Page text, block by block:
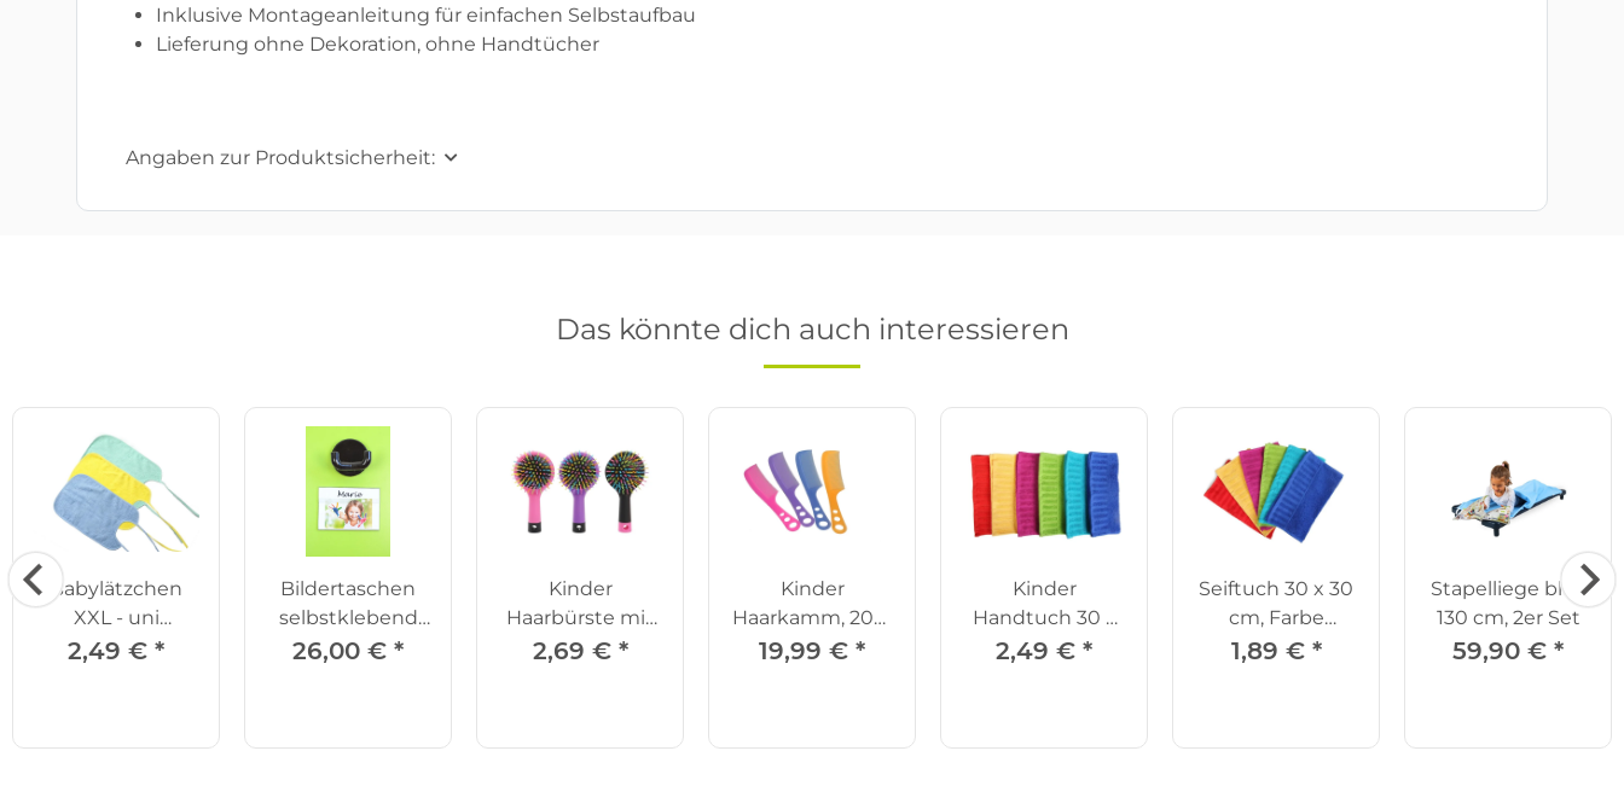
Inklusive Montageanleitung für einfachen Selbstaufbau
Lieferung ohne Dekoration, ohne Handtücher
Angaben zur Produktsicherheit:
Das könnte dich auch interessieren
Babylätzchen
XXL - uni
grün/gelb/blau
2,49 € *
Bildertaschen
selbstklebend
25-tlg.
26,00 € *
Kinder
Haarbürste mit
Spiegel - einzeln
2,69 € *
Kinder
Haarkamm, 20er
Set
19,99 € *
Kinder
Handtuch 30 x
50 cm
2,49 € *
Seiftuch 30 x 30
cm, Farbe
wählbar
1,89 € *
Stapelliege blau
130 cm, 2er Set
59,90 € *